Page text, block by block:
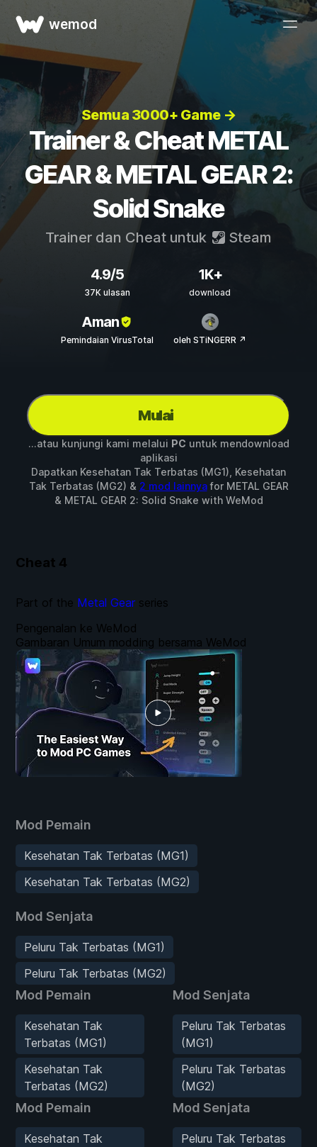
wemod
Semua 3000+ Game →
Trainer & Cheat METAL
GEAR & METAL GEAR 2:
Solid Snake
Trainer dan Cheat untuk Steam
4.9/5
37K ulasan
1K+
download
Aman
Pemindaian VirusTotal oleh STiNGERR ↗
Mulai
...atau kunjungi kami melalui PC untuk mendownload
aplikasi
Dapatkan Kesehatan Tak Terbatas (MG1), Kesehatan
Tak Terbatas (MG2) & 2 mod lainnyafor METAL GEAR
& METAL GEAR 2: Solid Snake with WeMod
Cheat 4
Mod Pemain
Kesehatan Tak Terbatas (MG1)
Kesehatan Tak Terbatas (MG2)
Mod Senjata
Peluru Tak Terbatas (MG1)
Peluru Tak Terbatas (MG2)
Mod Pemain
Kesehatan Tak
Terbatas (MG1)
Kesehatan Tak
Terbatas (MG2)
Mod Senjata
Peluru Tak Terbatas
(MG1)
Peluru Tak Terbatas
(MG2)
Mod Pemain
Kesehatan Tak
Mod Senjata
Peluru Tak Terbatas
Pengenalan ke WeMod
Gambaran Umum modding bersama WeMod
Part of the Metal Gear series